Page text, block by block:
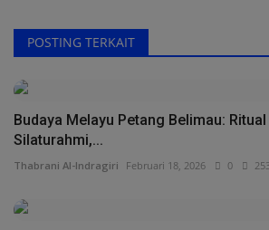
POSTING TERKAIT
Budaya Melayu Petang Belimau:
Silaturahmi,...
Thabrani Al-Indragiri Februari 18, 2026 0